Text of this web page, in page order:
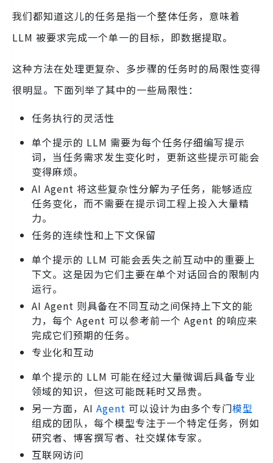
我们都知道这儿的任务是指一个整体任务，意味着
LLM 被要求完成一个单一的目标，即数据提取。
这种方法在处理更复杂、多步骤的任务时的局限性变得
很明显。下面列举了其中的一些局限性：
任务执行的灵活性
单个提示的 LLM 需要为每个任务仔细编写提示
词，当任务需求发生变化时，更新这些提示可能会
变得麻烦。
AI Agent 将这些复杂性分解为子任务，能够适应
任务变化，而不需要在提示词工程上投入大量精
力。
任务的连续性和上下文保留
单个提示的 LLM 可能会丢失之前互动中的重要上
下文。这是因为它们主要在单个对话回合的限制内
运行。
AI Agent 则具备在不同互动之间保持上下文的能
力，每个 Agent 可以参考前一个 Agent 的响应来
完成它们预期的任务。
专业化和互动
单个提示的 LLM 可能在经过大量微调后具备专业
领域的知识，但这可能既耗时又昂贵。
另一方面，AI Agent 可以设计为由多个专门模型
组成的团队，每个模型专注于一个特定任务，例如
研究者、博客撰写者、社交媒体专家。
互联网访问